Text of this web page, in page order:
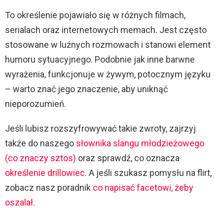
To określenie pojawiało się w różnych filmach,
serialach oraz internetowych memach. Jest często
stosowane w luźnych rozmowach i stanowi element
humoru sytuacyjnego. Podobnie jak inne barwne
wyrażenia, funkcjonuje w żywym, potocznym języku
– warto znać jego znaczenie, aby uniknąć
nieporozumień.
Jeśli lubisz rozszyfrowywać takie zwroty, zajrzyj
także do naszego słownika slangu młodzieżowego
(co znaczy sztos) oraz sprawdź, co oznacza
określenie drillowiec. A jeśli szukasz pomysłu na flirt,
zobacz nasz poradnik co napisać facetowi, żeby
oszalał.